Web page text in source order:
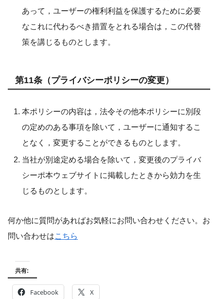
あって，ユーザーの権利利益を保護するために必要
なこれに代わるべき措置をとれる場合は，この代替
策を講じるものとします。
第11条（プライバシーポリシーの変更）
本ポリシーの内容は，法令その他本ポリシーに別段
の定めのある事項を除いて，ユーザーに通知するこ
となく，変更することができるものとします。
当社が別途定める場合を除いて，変更後のプライバ
シーポ本ウェブサイトに掲載したときから効力を生
じるものとします。
何か他に質問があればお気軽にお問い合わせください。お
問い合わせはこちら
共有:
Facebook X